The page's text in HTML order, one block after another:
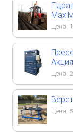
Цена:
Цена:
Цена: